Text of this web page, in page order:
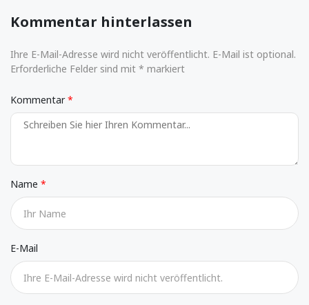
Kommentar hinterlassen
Ihre E-Mail-Adresse wird nicht veröffentlicht. E-Mail ist optional.
Erforderliche Felder sind mit * markiert
Kommentar
Name
E-Mail